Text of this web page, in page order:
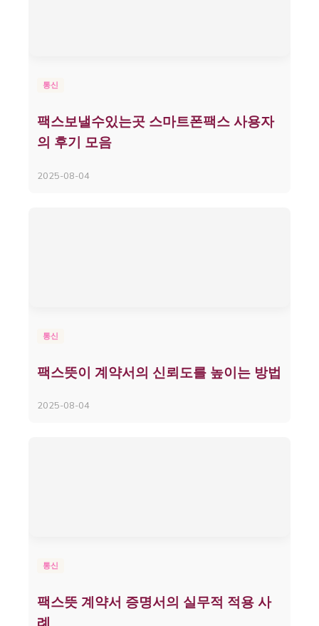
통신
팩스보낼수있는곳 스마트폰팩스 사용자
의 후기 모음
2025-08-04
통신
팩스뜻이 계약서의 신뢰도를 높이는 방법
2025-08-04
통신
팩스뜻 계약서 증명서의 실무적 적용 사